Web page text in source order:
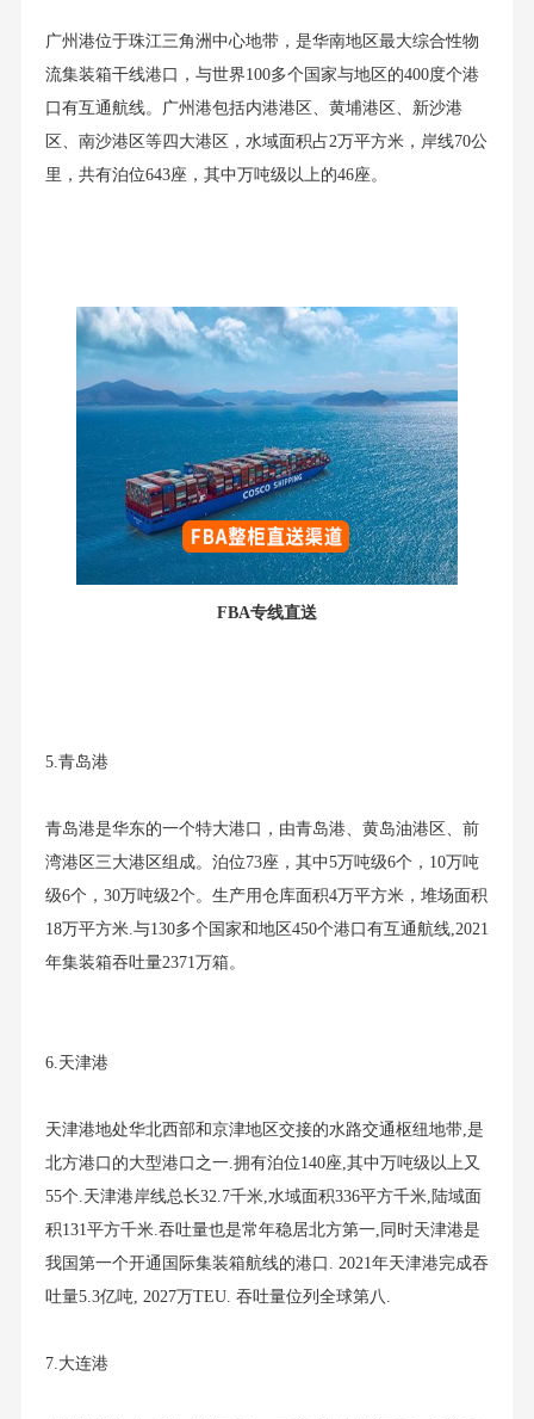
广州港位于珠江三角洲中心地带，是华南地区最大综合性物
流集装箱干线港口，与世界100多个国家与地区的400度个港
口有互通航线。广州港包括内港港区、黄埔港区、新沙港
区、南沙港区等四大港区，水域面积占2万平方米，岸线70公
里，共有泊位643座，其中万吨级以上的46座。
FBA专线直送
5.青岛港
青岛港是华东的一个特大港口，由青岛港、黄岛油港区、前
湾港区三大港区组成。泊位73座，其中5万吨级6个，10万吨
级6个，30万吨级2个。生产用仓库面积4万平方米，堆场面积
18万平方米.与130多个国家和地区450个港口有互通航线,2021
年集装箱吞吐量2371万箱。
6.天津港
天津港地处华北西部和京津地区交接的水路交通枢纽地带,是
北方港口的大型港口之一.拥有泊位140座,其中万吨级以上又
55个.天津港岸线总长32.7千米,水域面积336平方千米,陆域面
积131平方千米.吞吐量也是常年稳居北方第一,同时天津港是
我国第一个开通国际集装箱航线的港口. 2021年天津港完成吞
吐量5.3亿吨, 2027万TEU. 吞吐量位列全球第八.
7.大连港